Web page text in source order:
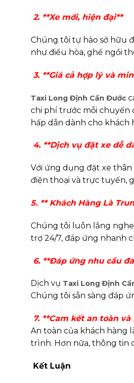
2. **Xe mới, hiện đại**
Chúng tôi tự hào sở hữu
như điều hòa, ghế ngồi
3. **Giá cả hợp lý và
Taxi Long Định Cần Đước
chi phí trước mỗi chuyến
hấp dẫn dành cho khách
4. **Dịch vụ đặt xe dễ
Với ứng dụng đặt xe
điện thoại và trực tuyến,
5. ** Khách Hàng Là
Chúng tôi luôn lắng
trợ 24/7, đáp ứng nhanh
6. **Đáp ứng nhu cầu
Dịch vụ Taxi Long Định
Chúng tôi sẵn sàng đáp
7. **Cam kết an toàn và
An toàn của khách hàng
trình. Hơn nữa, thông tin
Kết Luận